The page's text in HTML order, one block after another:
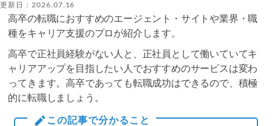
更新日：2026.07.16
高卒の転職におすすめのエージェント・サイトや業界・職
種をキャリア支援のプロが紹介します。
高卒で正社員経験がない人と、正社員として働いていてキ
ャリアアップを目指したい人でおすすめのサービスは変わ
ってきます。高卒であっても転職成功はできるので、積極
的に転職しましょう。
この記事で分かること